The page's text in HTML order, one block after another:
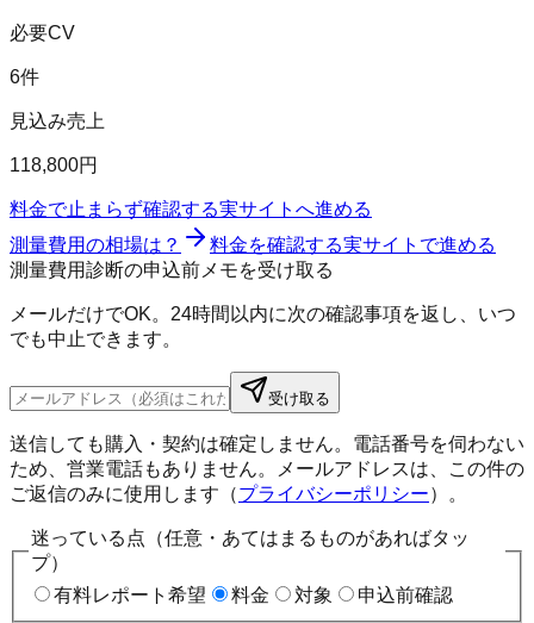
必要CV
6件
見込み売上
118,800円
料金で止まらず確認する実サイトへ進める
測量費用の相場は？
料金を確認する実サイトで進める
測量費用診断の申込前メモを受け取る
メールだけでOK。24時間以内に次の確認事項を返し、いつ
でも中止できます。
受け取る
送信しても購入・契約は確定しません。電話番号を伺わない
ため、営業電話もありません。メールアドレスは、この件の
ご返信のみに使用します（プライバシーポリシー）。
迷っている点（任意・あてはまるものがあればタッ
プ）
有料レポート希望
料金 対象 申込前確認